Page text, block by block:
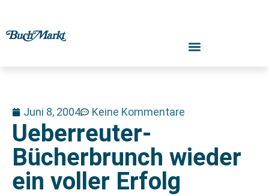
Juni 8, 2004 Keine Kommentare
Ueberreuter-
Bücherbrunch wieder
ein voller Erfolg